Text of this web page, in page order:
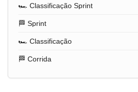
🏎️ Classificação Sprint
🏁 Sprint
🏎️ Classificação
🏁 Corrida